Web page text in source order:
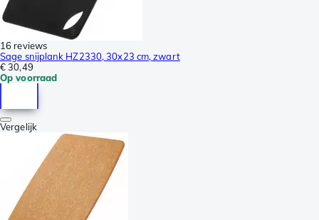
16 reviews
Sage snijplank HZ2330, 30x23 cm, zwart
€ 30,49
Op voorraad
Vergelijk